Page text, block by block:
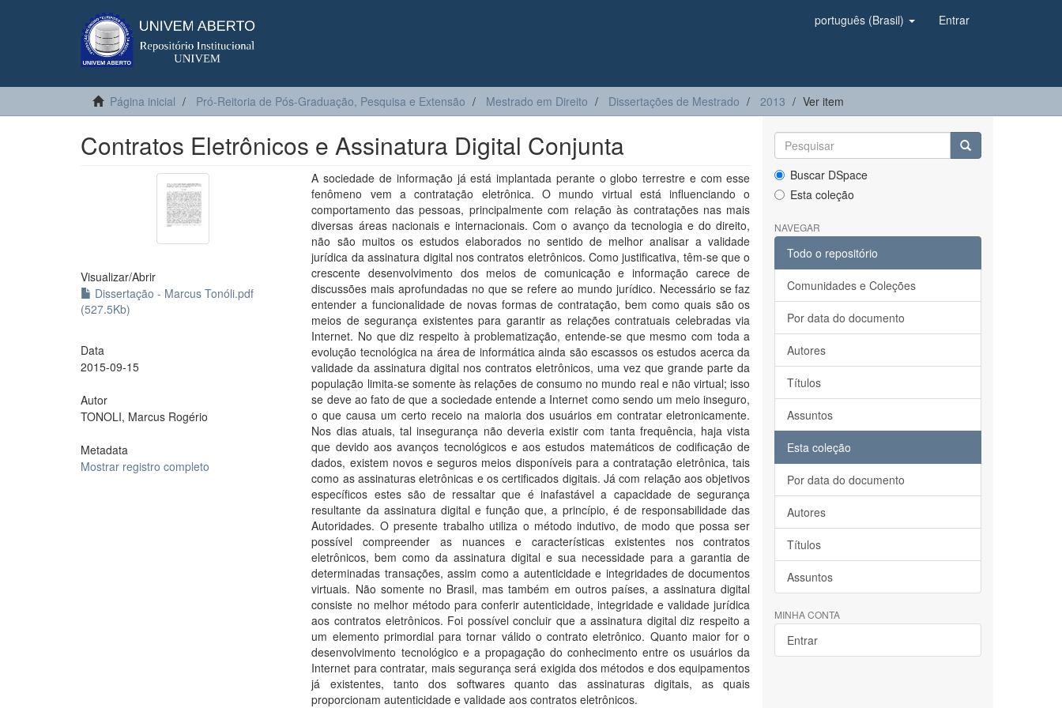
português (Brasil) Entrar
Página inicial Pró-Reitoria de Pós-Graduação, Pesquisa e Extensão Mestrado em Direito Dissertações de Mestrado 2013 Ver item
Contratos Eletrônicos e Assinatura Digital Conjunta
Visualizar/Abrir
Dissertação - Marcus Tonóli.pdf
(527.5Kb)
Data
2015-09-15
Autor
TONOLI, Marcus Rogério
Metadata
Mostrar registro completo
A sociedade de informação já está implantada perante o globo terrestre e com esse
fenômeno vem a contratação eletrônica. O mundo virtual está influenciando o
comportamento das pessoas, principalmente com relação às contratações nas mais
diversas áreas nacionais e internacionais. Com o avanço da tecnologia e do direito,
não são muitos os estudos elaborados no sentido de melhor analisar a validade
jurídica da assinatura digital nos contratos eletrônicos. Como justificativa, têm-se que o
crescente desenvolvimento dos meios de comunicação e informação carece de
discussões mais aprofundadas no que se refere ao mundo jurídico. Necessário se faz
entender a funcionalidade de novas formas de contratação, bem como quais são os
meios de segurança existentes para garantir as relações contratuais celebradas via
Internet. No que diz respeito à problematização, entende-se que mesmo com toda a
evolução tecnológica na área de informática ainda são escassos os estudos acerca da
validade da assinatura digital nos contratos eletrônicos, uma vez que grande parte da
população limita-se somente às relações de consumo no mundo real e não virtual; isso
se deve ao fato de que a sociedade entende a Internet como sendo um meio inseguro,
o que causa um certo receio na maioria dos usuários em contratar eletronicamente.
Nos dias atuais, tal insegurança não deveria existir com tanta frequência, haja vista
que devido aos avanços tecnológicos e aos estudos matemáticos de codificação de
dados, existem novos e seguros meios disponíveis para a contratação eletrônica, tais
como as assinaturas eletrônicas e os certificados digitais. Já com relação aos objetivos
específicos estes são de ressaltar que é inafastável a capacidade de segurança
resultante da assinatura digital e função que, a princípio, é de responsabilidade das
Autoridades. O presente trabalho utiliza o método indutivo, de modo que possa ser
possível compreender as nuances e características existentes nos contratos
eletrônicos, bem como da assinatura digital e sua necessidade para a garantia de
determinadas transações, assim como a autenticidade e integridades de documentos
virtuais. Não somente no Brasil, mas também em outros países, a assinatura digital
consiste no melhor método para conferir autenticidade, integridade e validade jurídica
aos contratos eletrônicos. Foi possível concluir que a assinatura digital diz respeito a
um elemento primordial para tornar válido o contrato eletrônico. Quanto maior for o
desenvolvimento tecnológico e a propagação do conhecimento entre os usuários da
Internet para contratar, mais segurança será exigida dos métodos e dos equipamentos
já existentes, tanto dos softwares quanto das assinaturas digitais, as quais
proporcionam autenticidade e validade aos contratos eletrônicos.
Buscar DSpace
Esta coleção
NAVEGAR
Todo o repositório
Comunidades e Coleções
Por data do documento
Autores
Títulos
Assuntos
Esta coleção
Por data do documento
Autores
Títulos
Assuntos
MINHA CONTA
Entrar